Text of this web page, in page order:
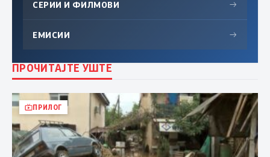
СЕРИИ И ФИЛМОВИ →
ЕМИСИИ →
ПРОЧИТАЈТЕ УШТЕ
ПРИЛОГ